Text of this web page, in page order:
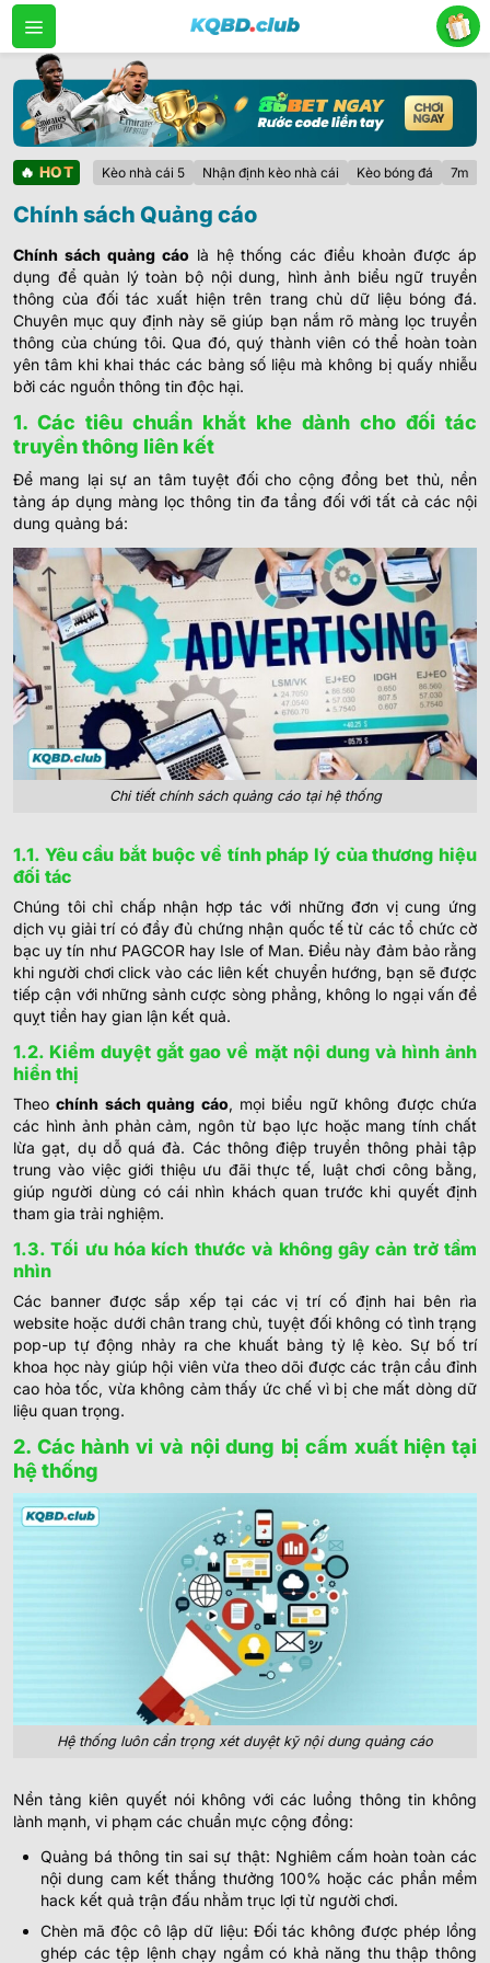
Bỏ
qua
dung
🔥 HOT Kèo nhà cái 5 Nhận định kèo nhà cái Kèo bóng đá 7m
Chính sách Quảng cáo
Chính sách quảng cáolà hệ thống các điều khoản được áp
dụng để quản lý toàn bộ nội dung, hình ảnh biểu ngữ truyền
thông của đối tác xuất hiện trên trang chủ dữ liệu bóng đá.
Chuyên mục quy định này sẽ giúp bạn nắm rõ màng lọc truyền
thông của chúng tôi. Qua đó, quý thành viên có thể hoàn toàn
yên tâm khi khai thác các bảng số liệu mà không bị quấy nhiễu
bởi các nguồn thông tin độc hại.
1. Các tiêu chuẩn khắt khe dành cho đối tác
truyền thông liên kết
Để mang lại sự an tâm tuyệt đối cho cộng đồng bet thủ, nền
tảng áp dụng màng lọc thông tin đa tầng đối với tất cả các nội
dung quảng bá:
Chi tiết chính sách quảng cáo tại hệ thống
1.1. Yêu cầu bắt buộc về tính pháp lý của thương hiệu
đối tác
Chúng tôi chỉ chấp nhận hợp tác với những đơn vị cung ứng
dịch vụ giải trí có đầy đủ chứng nhận quốc tế từ các tổ chức cờ
bạc uy tín như PAGCOR hay Isle of Man. Điều này đảm bảo rằng
khi người chơi click vào các liên kết chuyển hướng, bạn sẽ được
tiếp cận với những sảnh cược sòng phẳng, không lo ngại vấn đề
quỵt tiền hay gian lận kết quả.
1.2. Kiểm duyệt gắt gao về mặt nội dung và hình ảnh
hiển thị
Theochính sách quảng cáo, mọi biểu ngữ không được chứa
các hình ảnh phản cảm, ngôn từ bạo lực hoặc mang tính chất
lừa gạt, dụ dỗ quá đà. Các thông điệp truyền thông phải tập
trung vào việc giới thiệu ưu đãi thực tế, luật chơi công bằng,
giúp người dùng có cái nhìn khách quan trước khi quyết định
tham gia trải nghiệm.
1.3. Tối ưu hóa kích thước và không gây cản trở tầm
nhìn
Các banner được sắp xếp tại các vị trí cố định hai bên rìa
website hoặc dưới chân trang chủ, tuyệt đối không có tình trạng
pop-up tự động nhảy ra che khuất bảng tỷ lệ kèo. Sự bố trí
khoa học này giúp hội viên vừa theo dõi được các trận cầu đỉnh
cao hỏa tốc, vừa không cảm thấy ức chế vì bị che mất dòng dữ
liệu quan trọng.
2. Các hành vi và nội dung bị cấm xuất hiện tại
hệ thống
Hệ thống luôn cẩn trọng xét duyệt kỹ nội dung quảng cáo
Nền tảng kiên quyết nói không với các luồng thông tin không
lành mạnh, vi phạm các chuẩn mực cộng đồng:
Quảng bá thông tin sai sự thật: Nghiêm cấm hoàn toàn các
nội dung cam kết thắng thưởng 100% hoặc các phần mềm
hack kết quả trận đấu nhằm trục lợi từ người chơi.
Chèn mã độc cô lập dữ liệu: Đối tác không được phép lồng
ghép các tệp lệnh chạy ngầm có khả năng thu thập thông